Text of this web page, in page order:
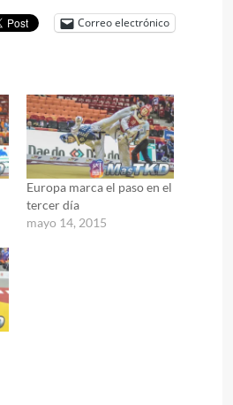
Correo electrónico
Europa marca el paso en el
tercer día
mayo 14, 2015